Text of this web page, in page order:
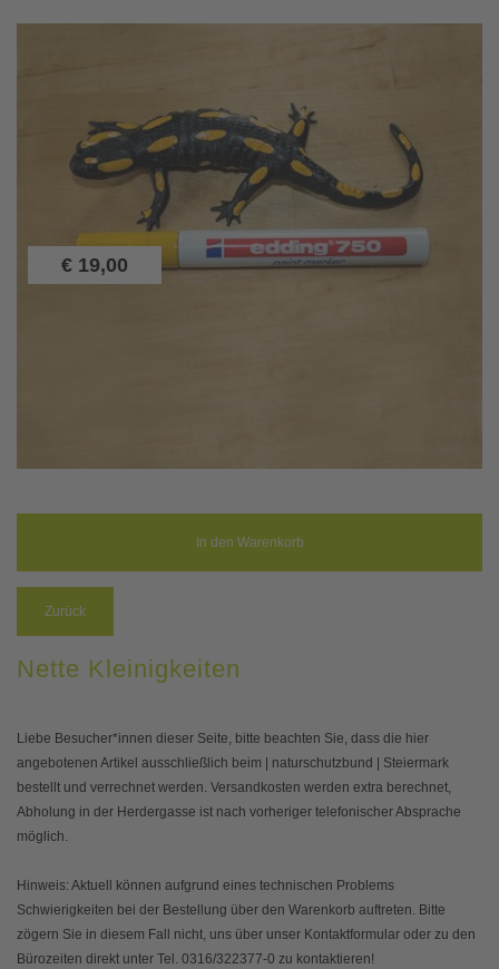
€ 19,00
Zurück
Nette Kleinigkeiten
Liebe Besucher*innen dieser Seite, bitte beachten Sie, dass die hier
angebotenen Artikel ausschließlich beim | naturschutzbund | Steiermark
bestellt und verrechnet werden. Versandkosten werden extra berechnet,
Abholung in der Herdergasse ist nach vorheriger telefonischer Absprache
möglich.
Hinweis: Aktuell können aufgrund eines technischen Problems
Schwierigkeiten bei der Bestellung über den Warenkorb auftreten. Bitte
zögern Sie in diesem Fall nicht, uns über unser Kontaktformular oder zu den
Bürozeiten direkt unter Tel. 0316/322377-0 zu kontaktieren!